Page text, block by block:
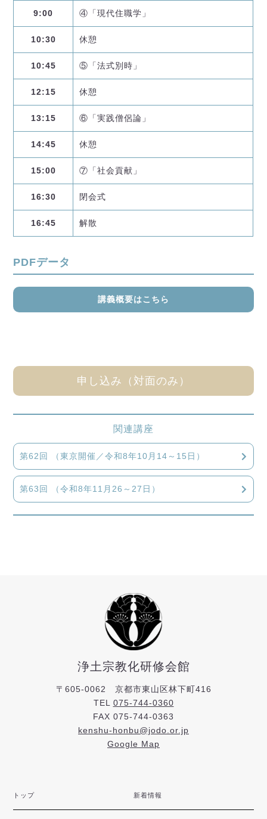
9:00 ④「現代住職学」
10:30 休憩
10:45 ⑤「法式別時」
12:15 休憩
13:15 ⑥「実践僧侶論」
14:45 休憩
15:00 ⑦「社会貢献」
16:30 閉会式
16:45 解散
PDFデータ
講義概要はこちら
申し込み（対面のみ）
関連講座
第62回 （東京開催／令和8年10月14～15日）
第63回 （令和8年11月26～27日）
浄土宗教化研修会館
〒605-0062 京都市東山区林下町416
TEL 075-744-0360
FAX 075-744-0363
kenshu-honbu@jodo.or.jp
Google Map
トップ 新着情報